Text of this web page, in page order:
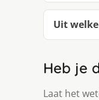
Uit
Heb je
Laat het